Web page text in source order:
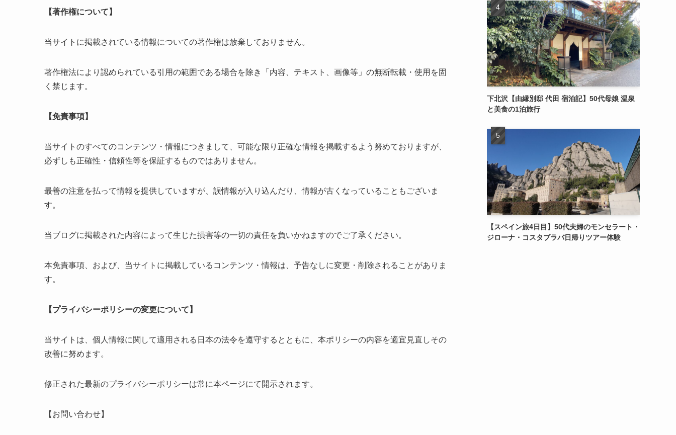
【著作権について】
当サイトに掲載されている情報についての著作権は放棄しておりません。
著作権法により認められている引用の範囲である場合を除き「内容、テキスト、画像等」の無断転載・使用を固
く禁じます。
【免責事項】
当サイトのすべてのコンテンツ・情報につきまして、可能な限り正確な情報を掲載するよう努めておりますが、
必ずしも正確性・信頼性等を保証するものではありません。
最善の注意を払って情報を提供していますが、誤情報が入り込んだり、情報が古くなっていることもございま
す。
当ブログに掲載された内容によって生じた損害等の一切の責任を負いかねますのでご了承ください。
本免責事項、および、当サイトに掲載しているコンテンツ・情報は、予告なしに変更・削除されることがありま
す。
【プライバシーポリシーの変更について】
当サイトは、個人情報に関して適用される日本の法令を遵守するとともに、本ポリシーの内容を適宜見直しその
改善に努めます。
修正された最新のプライバシーポリシーは常に本ページにて開示されます。
【お問い合わせ】
下北沢【由縁別邸 代田 宿泊記】50代母娘 温泉
と美食の1泊旅行
【スペイン旅4日目】50代夫婦のモンセラート・
ジローナ・コスタブラバ日帰りツアー体験